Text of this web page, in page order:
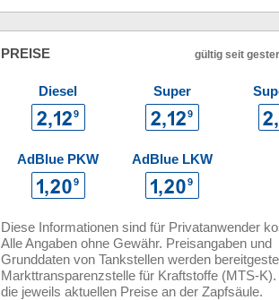
PREISE gültig seit
Diesel Super
AdBlue PKW AdBlue LKW
Diese Informationen sind für Privatanwender
Alle Angaben ohne Gewähr. Preisangaben und
Grunddaten von Tankstellen werden
Markttransparenzstelle für Kraftstoffe (MTS-
die jeweils aktuellen Preise an der Zapfsäule.